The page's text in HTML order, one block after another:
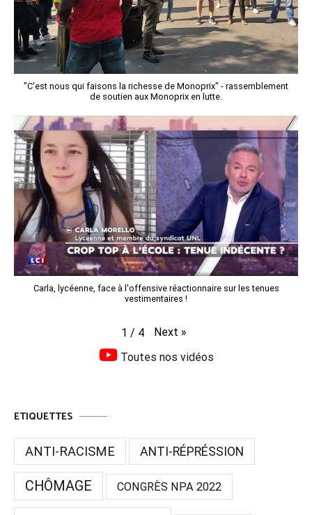
"C'est nous qui faisons la richesse de Monoprix" - rassemblement
de soutien aux Monoprix en lutte.
Carla, lycéenne, face à l'offensive réactionnaire sur les tenues
vestimentaires !
1 / 4 Next »
Toutes nos vidéos
ETIQUETTES
ANTI-RACISME ANTI-RÉPRÉSSION
CHÔMAGE CONGRÈS NPA 2022